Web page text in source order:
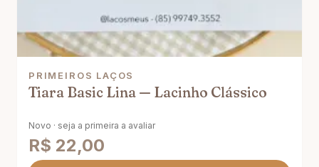
PRIMEIROS LAÇOS
Tiara Basic Lina — Lacinho Clássico
Novo · seja a primeira a avaliar
R$ 22,00